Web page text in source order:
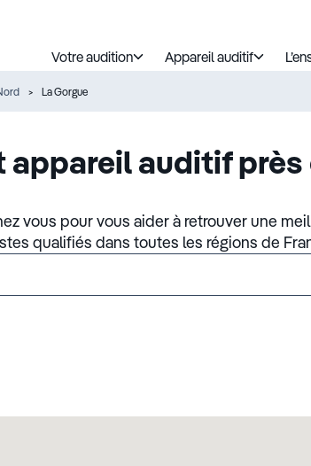
Votre audition Appareil auditif
La Gorgue
auditif près
vous pour vous aider à retrouver une
qualifiés dans toutes les régions de